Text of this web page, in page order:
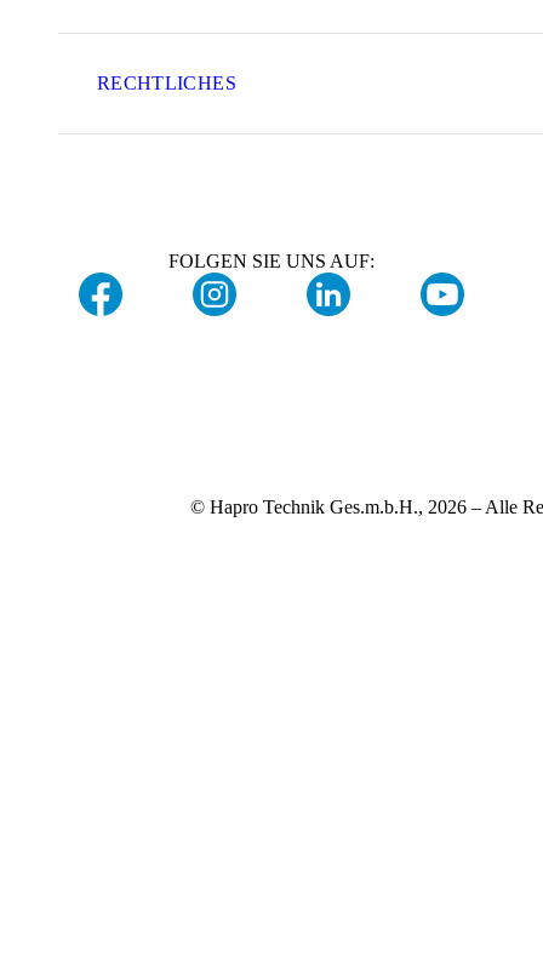
RECHTLICHES
FOLGEN SIE UNS AUF:
© Hapro Technik Ges.m.b.H., 2026 – Alle